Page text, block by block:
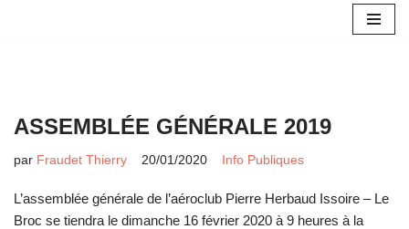
ASSEMBLÉE GÉNÉRALE 2019
par Fraudet Thierry 20/01/2020 Info Publiques
L’assemblée générale de l’aéroclub Pierre Herbaud Issoire – Le
Broc se tiendra le dimanche 16 février 2020 à 9 heures à la